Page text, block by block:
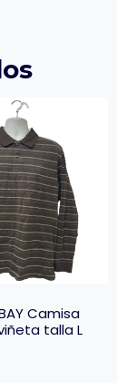
Camisa
talla L